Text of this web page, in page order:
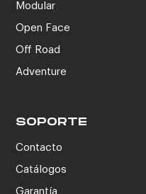
Modular
Open Face
Off Road
Adventure
SOPORTE
Contacto
Catálogos
Garantía